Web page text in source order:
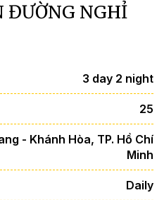
ĐƯỜNG NGHỈ
3 day 2 night
25
- Khánh Hòa, TP. Hồ Chí
Minh
Daily